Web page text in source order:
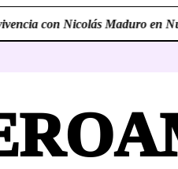
con Nicolás Maduro en